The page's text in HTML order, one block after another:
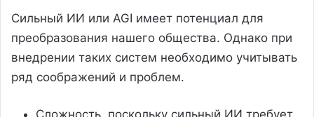
Сильный ИИ или AGI имеет потенциал для
преобразования нашего общества. Однако при
внедрении таких систем необходимо учитывать
ряд соображений и проблем.
Сложность, поскольку сильный ИИ требует